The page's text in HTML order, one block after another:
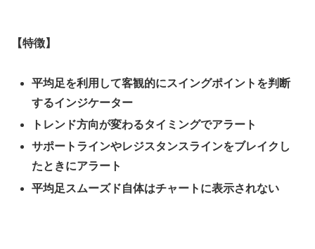
【特徴】
平均足を利用して客観的にスイングポイントを判断
するインジケーター
トレンド方向が変わるタイミングでアラート
サポートラインやレジスタンスラインをブレイクし
たときにアラート
平均足スムーズド自体はチャートに表示されない